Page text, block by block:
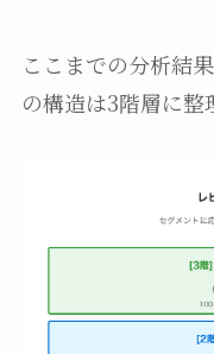
ここまでの分析結
の構造は3階層に整